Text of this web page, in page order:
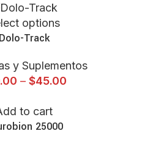
options
Dolo-Track
y Suplementos
– $45.00
to cart
25000